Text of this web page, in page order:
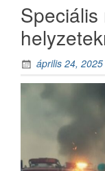
Speciális
április 24, 2025